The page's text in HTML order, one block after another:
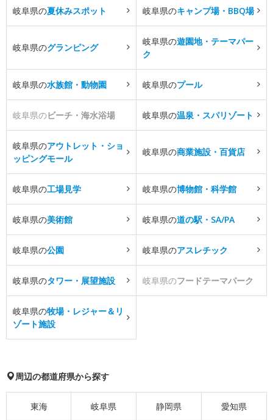
岐阜県の夏休みスポット 岐阜県のキャンプ場・BBQ場
岐阜県のグランピング
岐阜県の遊園地・テーマパー
ク
岐阜県の水族館・動物園 岐阜県のプール
岐阜県のビーチ・海水浴場 岐阜県の温泉・スパリゾート
岐阜県のアウトレット・ショ
ッピングモール
岐阜県の商業施設・百貨店
岐阜県の工場見学 岐阜県の博物館・科学館
岐阜県の美術館 岐阜県の道の駅・SA/PA
岐阜県の公園 岐阜県のアスレチック
岐阜県のタワー・展望施設 岐阜県のフードテーマパーク
岐阜県の牧場・レジャー＆リ
ゾート施設
周辺の都道府県から探す
東海 岐阜県 静岡県 愛知県